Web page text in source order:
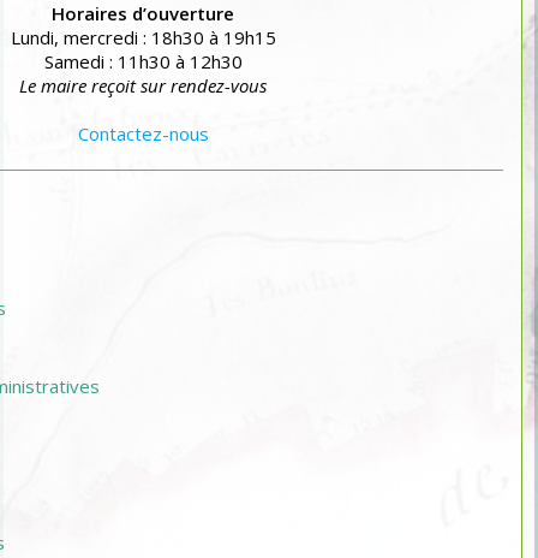
Horaires d’ouverture
Lundi, mercredi : 18h30 à 19h15
Samedi : 11h30 à 12h30
Le maire reçoit sur rendez-vous
Contactez-nous